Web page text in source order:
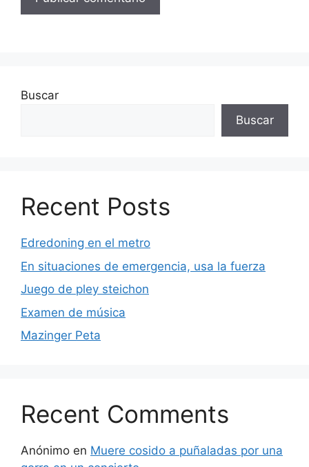
Buscar
Buscar
Recent Posts
Edredoning en el metro
En situaciones de emergencia, usa la fuerza
Juego de pley steichon
Examen de música
Mazinger Peta
Recent Comments
Anónimo en Muere cosido a puñaladas por una